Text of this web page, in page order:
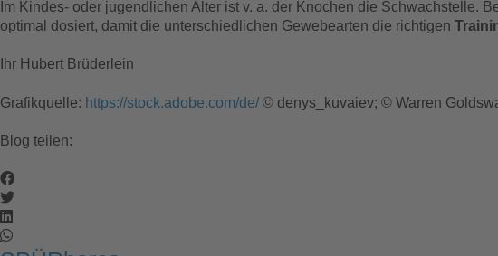
Im Kindes- oder jugendlichen Alter ist v. a. der Knochen die Schwachstelle.
optimal dosiert, damit die unterschiedlichen Gewebearten die richtigen
Ihr Hubert Brüderlein
Grafikquelle: https://stock.adobe.com/de/© denys_kuvaiev; © Warren
Blog teilen: